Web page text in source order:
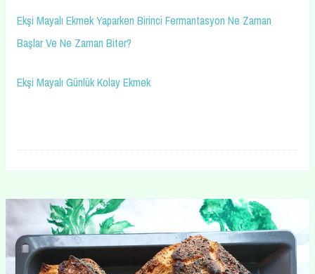
Ekşi Mayalı Ekmek Yaparken Birinci Fermantasyon Ne Zaman
Başlar Ve Ne Zaman Biter?
Ekşi Mayalı Günlük Kolay Ekmek